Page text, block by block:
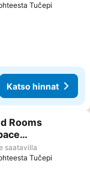
Tučepi
Katso hinnat
Rooms
-
saatavilla
Tučepi